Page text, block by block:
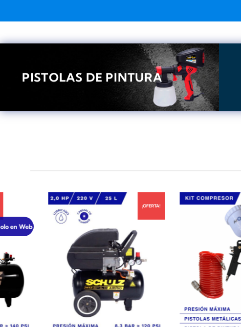
PISTOLAS DE PINTURA
¡OFERTA!